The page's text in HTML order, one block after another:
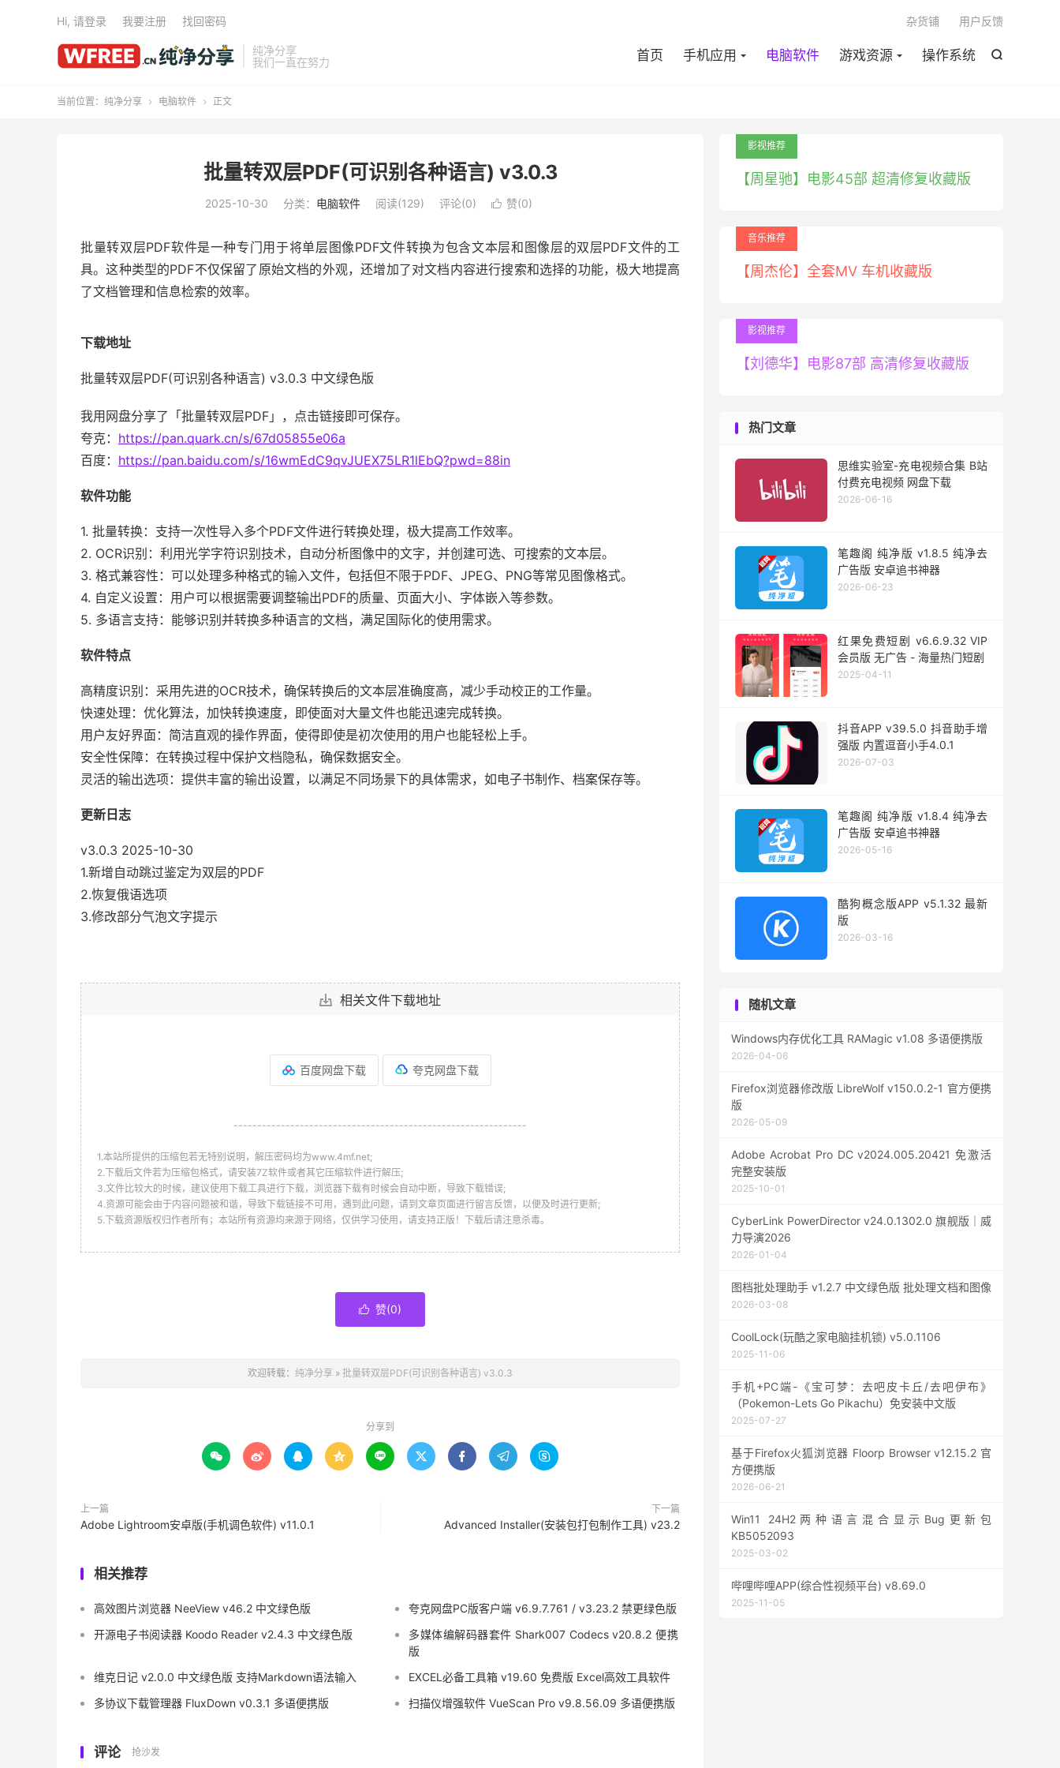
纯净分享
我们一直在努力

首页 手机应用 电脑软件 游戏资源 操作系统
杂货铺 用户反馈
Hi, 请登录 我要注册 找回密码
当前位置： 纯净分享  电脑软件  正文
批量转双层PDF(可识别各种语言) v3.0.3
2025-10-30 分类： 电脑软件 阅读(129) 评论(0)  赞(0)
批量转双层PDF软件是一种专门用于将单层图像PDF文件转换为包含文本层和图像层的双层PDF文件的工
具。这种类型的PDF不仅保留了原始文档的外观，还增加了对文档内容进行搜索和选择的功能，极大地提高
了文档管理和信息检索的效率。
下载地址
批量转双层PDF(可识别各种语言) v3.0.3 中文绿色版
我用网盘分享了「批量转双层PDF」，点击链接即可保存。
夸克： https://pan.quark.cn/s/67d05855e06a
百度： https://pan.baidu.com/s/16wmEdC9qvJUEX75LR1lEbQ?pwd=88in
软件功能
1. 批量转换：支持一次性导入多个PDF文件进行转换处理，极大提高工作效率。
2. OCR识别：利用光学字符识别技术，自动分析图像中的文字，并创建可选、可搜索的文本层。
3. 格式兼容性：可以处理多种格式的输入文件，包括但不限于PDF、JPEG、PNG等常见图像格式。
4. 自定义设置：用户可以根据需要调整输出PDF的质量、页面大小、字体嵌入等参数。
5. 多语言支持：能够识别并转换多种语言的文档，满足国际化的使用需求。
软件特点
高精度识别：采用先进的OCR技术，确保转换后的文本层准确度高，减少手动校正的工作量。
快速处理：优化算法，加快转换速度，即使面对大量文件也能迅速完成转换。
用户友好界面：简洁直观的操作界面，使得即使是初次使用的用户也能轻松上手。
安全性保障：在转换过程中保护文档隐私，确保数据安全。
灵活的输出选项：提供丰富的输出设置，以满足不同场景下的具体需求，如电子书制作、档案保存等。
更新日志
v3.0.3 2025-10-30
1.新增自动跳过鉴定为双层的PDF
2.恢复俄语选项
3.修改部分气泡文字提示
相关文件下载地址
百度网盘下载 夸克网盘下载
--------------------------------------------------------------
1.本站所提供的压缩包若无特别说明，解压密码均为www.4mf.net;
2.下载后文件若为压缩包格式，请安装7Z软件或者其它压缩软件进行解压;
3.文件比较大的时候，建议使用下载工具进行下载，浏览器下载有时候会自动中断，导致下载错误;
4.资源可能会由于内容问题被和谐，导致下载链接不可用，遇到此问题，请到文章页面进行留言反馈，以便及时进行更新;
5.下载资源版权归作者所有；本站所有资源均来源于网络，仅供学习使用，请支持正版！下载后请注意杀毒。
 赞(0)
欢迎转载： 纯净分享 » 批量转双层PDF(可识别各种语言) v3.0.3
分享到
        
上一篇
Adobe Lightroom安卓版(手机调色软件) v11.0.1
下一篇
Advanced Installer(安装包打包制作工具) v23.2
相关推荐
高效图片浏览器 NeeView v46.2 中文绿色版
夸克网盘PC版客户端 v6.9.7.761 / v3.23.2 禁更绿色版
开源电子书阅读器 Koodo Reader v2.4.3 中文绿色版
多媒体编解码器套件 Shark007 Codecs v20.8.2 便携
版
维克日记 v2.0.0 中文绿色版 支持Markdown语法输入
EXCEL必备工具箱 v19.60 免费版 Excel高效工具软件
多协议下载管理器 FluxDown v0.3.1 多语便携版
扫描仪增强软件 VueScan Pro v9.8.56.09 多语便携版
评论 抢沙发
影视推荐
【周星驰】电影45部 超清修复收藏版
音乐推荐
【周杰伦】全套MV 车机收藏版
影视推荐
【刘德华】电影87部 高清修复收藏版
热门文章
思维实验室-充电视频合集 B站
付费充电视频 网盘下载
2026-06-16
笔趣阁 纯净版 v1.8.5 纯净去
广告版 安卓追书神器
2026-06-23
红果免费短剧 v6.6.9.32 VIP
会员版 无广告 - 海量热门短剧
2025-04-11
抖音APP v39.5.0 抖音助手增
强版 内置逗音小手4.0.1
2026-07-03
笔趣阁 纯净版 v1.8.4 纯净去
广告版 安卓追书神器
2026-05-16
酷狗概念版APP v5.1.32 最新
版
2026-03-16
随机文章
Windows内存优化工具 RAMagic v1.08 多语便携版
2026-04-06
Firefox浏览器修改版 LibreWolf v150.0.2-1 官方便携
版
2026-05-09
Adobe Acrobat Pro DC v2024.005.20421 免激活
完整安装版
2025-10-01
CyberLink PowerDirector v24.0.1302.0 旗舰版｜威
力导演2026
2026-01-04
图档批处理助手 v1.2.7 中文绿色版 批处理文档和图像
2026-03-08
CoolLock(玩酷之家电脑挂机锁) v5.0.1106
2025-11-06
手机+PC端-《宝可梦：去吧皮卡丘/去吧伊布》
（Pokemon-Lets Go Pikachu）免安装中文版
2025-07-27
基于Firefox火狐浏览器 Floorp Browser v12.15.2 官
方便携版
2026-06-21
Win11 24H2两种语言混合显示Bug更新包
KB5052093
2025-03-02
哔哩哔哩APP(综合性视频平台) v8.69.0
2025-11-05